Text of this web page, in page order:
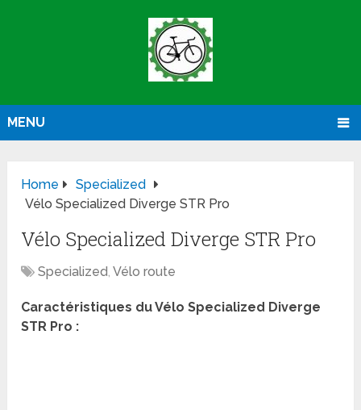
MENU
Home
Specialized
Vélo Specialized Diverge STR Pro
Vélo Specialized Diverge STR Pro
Specialized,Vélo route
Caractéristiques du Vélo Specialized Diverge
STR Pro :